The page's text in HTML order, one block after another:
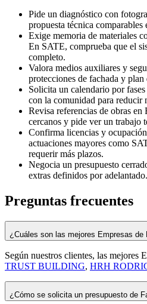
Pide un diagnóstico con
propuesta técnica comparables
Exige memoria de materiales
En SATE, comprueba que el
completo.
Valora medios auxiliares y
protecciones de fachada y plan
Solicita un calendario por
con la comunidad para reducir
Revisa referencias de obras
cercanos y pide ver un trabajo
Confirma licencias y
actuaciones mayores como
requerir más plazos.
Negocia un presupuesto
extras definidos por adelantado.
Preguntas frecuentes
¿Cuáles son las mejores Empresas de
Según nuestros clientes, las mejores
TRUST BUILDING, HRH
¿Cómo se solicita un presupuesto de